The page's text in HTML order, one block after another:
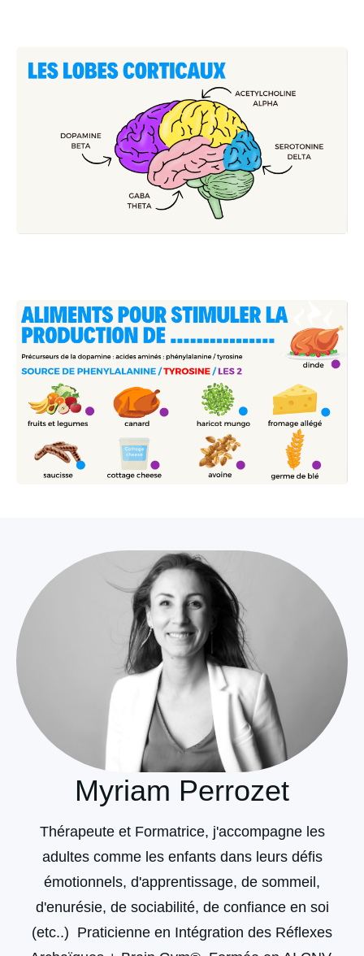
Myriam Perrozet
Thérapeute et Formatrice, j'accompagne les
adultes comme les enfants dans leurs défis
émotionnels, d'apprentissage, de sommeil,
d'enurésie, de sociabilité, de confiance en soi
(etc..) Praticienne en Intégration des Réflexes